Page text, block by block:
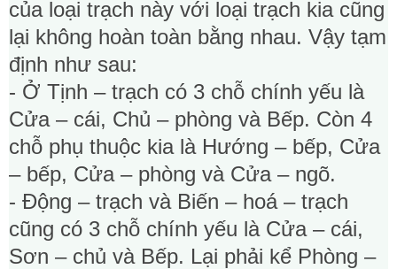
của loại trạch này với loại trạch kia cũng
lại không hoàn toàn bằng nhau. Vậy tạm
định như sau:
- Ở Tịnh – trạch có 3 chỗ chính yếu là
Cửa – cái, Chủ – phòng và Bếp. Còn 4
chỗ phụ thuộc kia là Hướng – bếp, Cửa
– bếp, Cửa – phòng và Cửa – ngõ.
- Động – trạch và Biến – hoá – trạch
cũng có 3 chỗ chính yếu là Cửa – cái,
Sơn – chủ và Bếp. Lại phải kể Phòng –